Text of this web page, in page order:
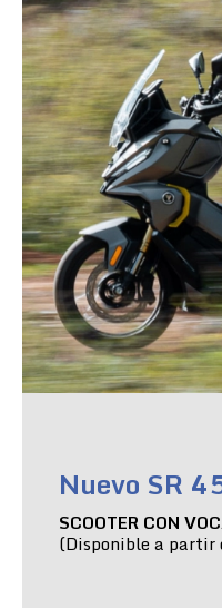
Nuevo SR
SCOOTER CON
(Disponible a partir